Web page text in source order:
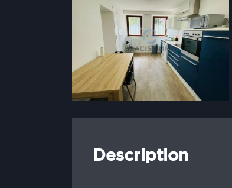
Description